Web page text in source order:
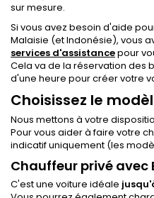
sur mesure.
Si vous avez besoin d'aide
Malaisie (et Indonésie), vous
services d'assistancepour
Cela va de la réservation des
d'une heure pour créer votre
Choisissez le
Nous mettons à votre
Pour vous aider à faire votre
indicatif uniquement (les
Chauffeur privé avec
C'est une voiture idéale